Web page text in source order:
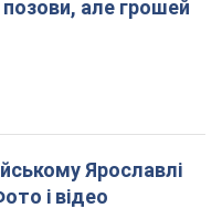
але грошей
Ярославлі
і відео